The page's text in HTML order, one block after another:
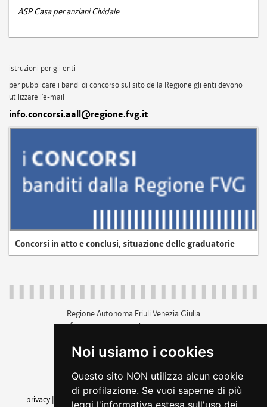
Noi usiamo i cookies
Questo sito NON utilizza alcun cookie
di profilazione. Se vuoi saperne di più
leggi l'informativa estesa sull'uso dei
ASP Casa per anziani Cividale
istruzioni per gli enti
per pubblicare i bandi di concorso sul sito della Regione gli enti devono
utilizzare l'e-mail
info.concorsi.aall@regione.fvg.it
Concorsi in atto e conclusi, situazione delle graduatorie
Regione Autonoma Friuli Venezia Giulia
c.f. 80014930327; p.iva 00526040324
+39 040 3771111
amministrazione trasparente
privacy
cookie |note legali accessibilità
dichiarazione di